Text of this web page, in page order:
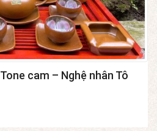
cam – Nghệ nhân Tô